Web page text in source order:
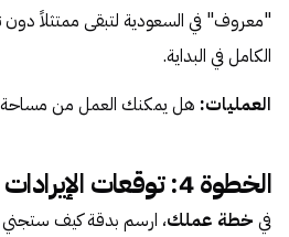
"معروف" في السعودية لتبقى ممتثلاً دون
الكامل في البداية.
العمليات: هل يمكنك العمل من مساحة
الخطوة 4: توقعات الإيرادات والربحية
في خطة عملك، ارسم بدقة كيف ستجني